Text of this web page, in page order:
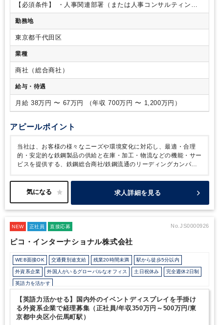
【ポイント】
・入社当初は①～③の中から配属ユニットに応
じた業務を担当いただき、各種プロジェクトの企画立案・推進
を担当いただきます。その後、能力や適性をふまえ、人事部要
職や海外拠点への赴任等を想定しております。
リア採用を中心に多様な社員が在籍しています。オフィスは新
しく清潔で、コミュニケーションが取り易いよう社内のレイア
ウトも工夫されているため、中途の方も安心して働ける環境が
整っています。 ・コアタイム無しのフレックスタイム制を導
入しており、標準労働時間も7時間15分と、ワークライフバラ
【必須条件】
・人事関連部署（または人事コンサルティング
ファーム）での5年以上の業務経験 【歓迎条件】・TOEIC730
点以上
勤務地
東京都千代田区
業種
商社（総合商社）
給与・待遇
月給 38万円 〜 67万円 （年収 700万円 〜 1,200万円）
アピールポイント
当社は、お客様の様々なニーズや環境変化に対応し、最適・合理
的・安定的な鉄鋼製品の供給と在庫・加工・物流などの機能・サー
ビスを提供する、鉄鋼総合商社/鉄鋼流通のリーディングカンパニ
国内外に幅広く網羅したネットワークが強みです。これらの国際的
ネットワークを活用し、金属マーケットだけでなく両親会社とも情
求人詳細を見る
NEW 正社員 直接応募 No.JS0000926
ピコ・インターナショナル株式会社
WEB面接OK 交通費別途支給 残業20時間未満 駅から徒歩5分以内
外資系企業 外国人がいるグローバルなオフィス 土日祝休み 完全週休2日制
英語力を活かす
【英語力活かせる】国内外のイベントディスプレイを手掛け
る外資系企業で経理募集（正社員/年収350万円～500万円/東
京都中央区小伝馬町駅）